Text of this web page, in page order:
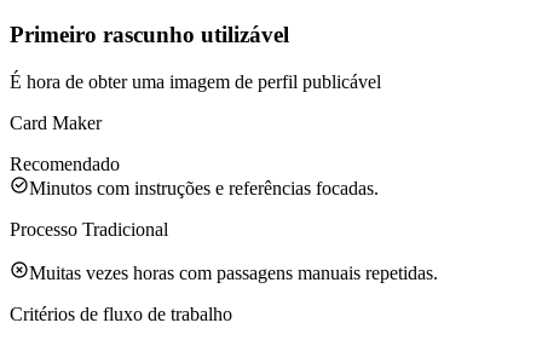
Primeiro rascunho utilizável
É hora de obter uma imagem de perfil publicável
Card Maker
Recomendado
Minutos com instruções e referências focadas.
Processo Tradicional
Muitas vezes horas com passagens manuais repetidas.
Critérios de fluxo de trabalho